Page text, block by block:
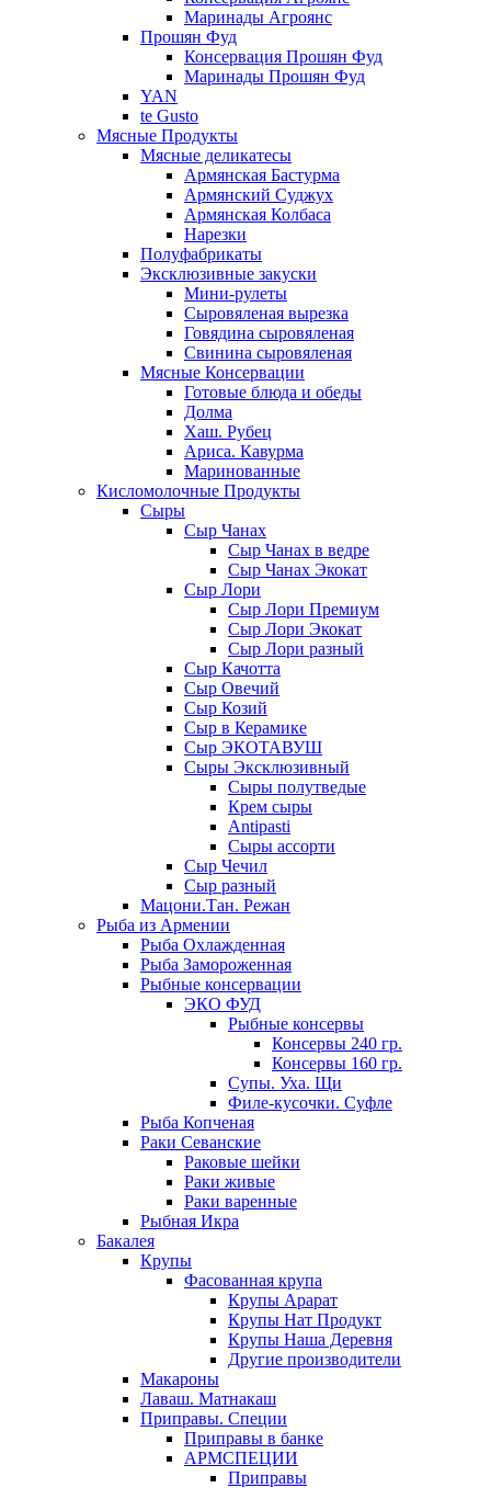
Маринады Агроянс
Прошян Фуд
Консервация Прошян Фуд
Маринады Прошян Фуд
YAN
te Gusto
Мясные Продукты
Мясные деликатесы
Армянская Бастурма
Армянский Суджух
Армянская Колбаса
Нарезки
Полуфабрикаты
Эксклюзивные закуски
Мини-рулеты
Сыровяленая вырезка
Говядина сыровяленая
Свинина сыровяленая
Мясные Консервации
Готовые блюда и обеды
Долма
Хаш. Рубец
Ариса. Кавурма
Маринованные
Кисломолочные Продукты
Сыры
Сыр Чанах
Сыр Чанах в ведре
Сыр Чанах Экокат
Сыр Лори
Сыр Лори Премиум
Сыр Лори Экокат
Сыр Лори разный
Сыр Качотта
Сыр Овечий
Сыр Козий
Сыр в Керамике
Сыр ЭКОТАВУШ
Сыры Эксклюзивный
Сыры полутведые
Крем сыры
Antipasti
Сыры ассорти
Сыр Чечил
Сыр разный
Мацони.Тан. Режан
Рыба из Армении
Рыба Охлажденная
Рыба Замороженная
Рыбные консервации
ЭКО ФУД
Рыбные консервы
Консервы 240 гр.
Консервы 160 гр.
Супы. Уха. Щи
Филе-кусочки. Суфле
Рыба Копченая
Раки Севанские
Раковые шейки
Раки живые
Раки варенные
Рыбная Икра
Бакалея
Крупы
Фасованная крупа
Крупы Арарат
Крупы Нат Продукт
Крупы Наша Деревня
Другие производители
Макароны
Лаваш. Матнакаш
Приправы. Специи
Приправы в банке
АРМСПЕЦИИ
Приправы